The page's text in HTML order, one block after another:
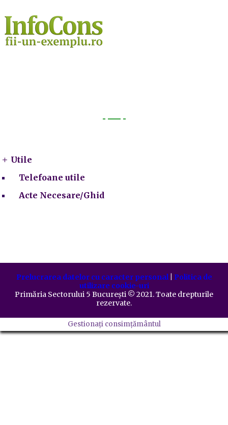
Utile
Telefoane utile
Acte Necesare/Ghid
Prelucrarea datelor cu caracter personal| Politica de
utilizare cookie-uri
Primăria Sectorului 5 București ©️ 2021. Toate drepturile
rezervate.
Gestionați consimțământul